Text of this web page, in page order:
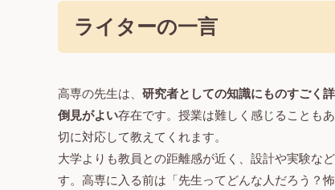
ライターの一言
高専の先生は、 研究者としての知識にものすごく
倒見がよい存在です。授業は難しく感じることも
切に対応して教えてくれます。
大学よりも教員との距離感が近く、設計や実験な
す。高専に入る前は「先生ってどんな人だろう？